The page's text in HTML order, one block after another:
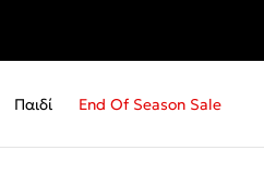
Παιδί End Of Season Sale